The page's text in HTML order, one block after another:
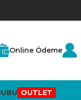
Online Ödeme
OUTLET